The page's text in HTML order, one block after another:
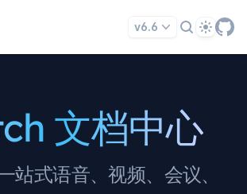
v6.6 Theme
文档中心
站式语音、视频、会议、